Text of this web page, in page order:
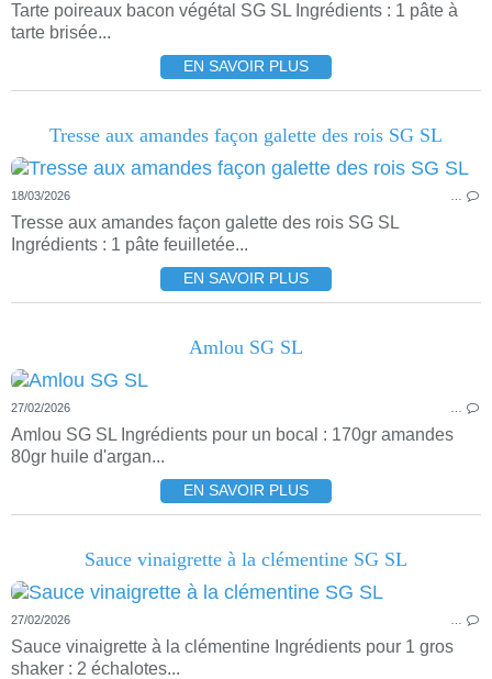
Tarte poireaux bacon végétal SG SL Ingrédients : 1 pâte à
tarte brisée...
EN SAVOIR PLUS
Tresse aux amandes façon galette des rois SG SL
18/03/2026
Tresse aux amandes façon galette des rois SG SL
Ingrédients : 1 pâte feuilletée...
EN SAVOIR PLUS
Amlou SG SL
27/02/2026
Amlou SG SL Ingrédients pour un bocal : 170gr amandes
80gr huile d'argan...
EN SAVOIR PLUS
Sauce vinaigrette à la clémentine SG SL
27/02/2026
Sauce vinaigrette à la clémentine Ingrédients pour 1 gros
shaker : 2 échalotes...